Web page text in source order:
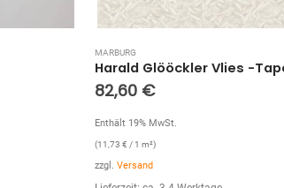
MARBURG
87,00 €
Enthält 19% MwSt.
(12,36 € / 1 m²)
zzgl. Versand